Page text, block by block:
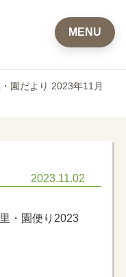
MENU
園だより 2023年11月
2023.11.02
・園便り2023